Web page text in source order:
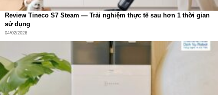
Review Tineco S7 Steam — Trải nghiệm thực tế sau hơn 1 thời gian
sử dụng
04/02/2026